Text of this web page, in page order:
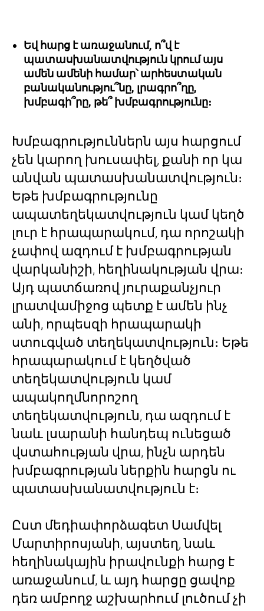
Եվ հարց է առաջանում, ո՞վ է
պատասխանատվություն կրում այս
ամեն ամենի համար՝ արհեստական
բանականությու՞նը, լրագրո՞ղը,
խմբագի՞րը, թե՞ խմբագրությունը։
Խմբագրություններն այս հարցում
չեն կարող խուսափել, քանի որ կա
անվան պատասխանատվություն։
Եթե խմբագրությունը
ապատեղեկատվություն կամ կեղծ
լուր է հրապարակում, դա որոշակի
չափով ազդում է խմբագրության
վարկանիշի, հեղինակության վրա։
Այդ պատճառով յուրաքանչյուր
լրատվամիջոց պետք է ամեն ինչ
անի, որպեսզի հրապարակի
ստուգված տեղեկատվություն։ Եթե
հրապարակում է կեղծված
տեղեկատվություն կամ
ապակողմնորոշող
տեղեկատվություն, դա ազդում է
նաև լսարանի հանդեպ ունեցած
վստահության վրա, ինչն արդեն
խմբագրության ներքին հարցն ու
պատասխանատվություն է։
Ըստ մեդիափորձագետ Սամվել
Մարտիրոսյանի, այստեղ, նաև
հեղինակային իրավունքի հարց է
առաջանում, և այդ հարցը ցավոք
դեռ ամբողջ աշխարհում լուծում չի